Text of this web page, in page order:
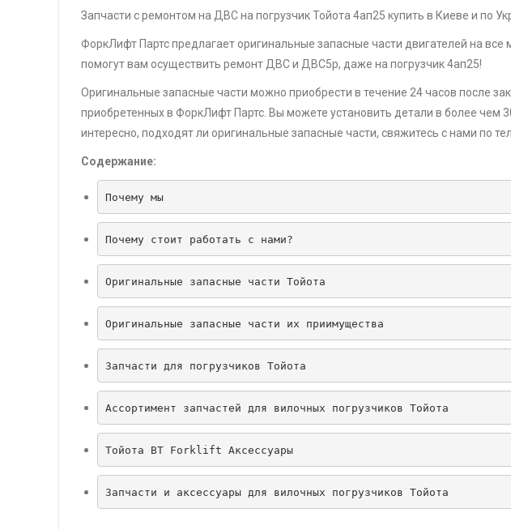
Запчасти с ремонтом на ДВС на погрузчик Тойота 4ап25 купить в Киеве и по
ФоркЛифт Партс предлагает оригинальные запасные части двигателей на все
помогут вам осуществить ремонт ДВС и ДВС5р, даже на погрузчик 4ап25!
Оригинальные запасные части можно приобрести в течение 24 часов после
приобретенных в ФоркЛифт Партс. Вы можете установить детали в более чем
интересно, подходят ли оригинальные запасные части, свяжитесь с нами по
Содержание:
Почему мы
Почему стоит работать с нами?
Оригинальные запасные части Тойота
Оригинальные запасные части их приимущества
Запчасти для погрузчиков Тойота
Ассортимент запчастей для вилочных погрузчиков Тойота
Тойота BT Forklift Аксессуары
Запчасти и аксессуары для вилочных погрузчиков Тойота